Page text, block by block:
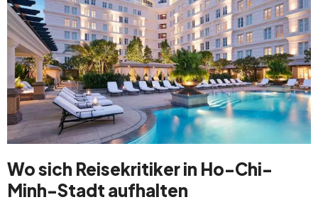
Wo sich Reisekritiker in Ho-Chi-
Minh-Stadt aufhalten